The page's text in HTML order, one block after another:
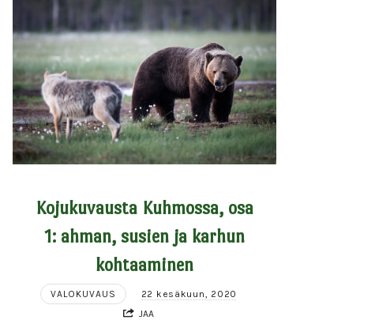
Kojukuvausta Kuhmossa, osa
1: ahman, susien ja karhun
kohtaaminen
VALOKUVAUS
22 kesäkuun, 2020
JAA